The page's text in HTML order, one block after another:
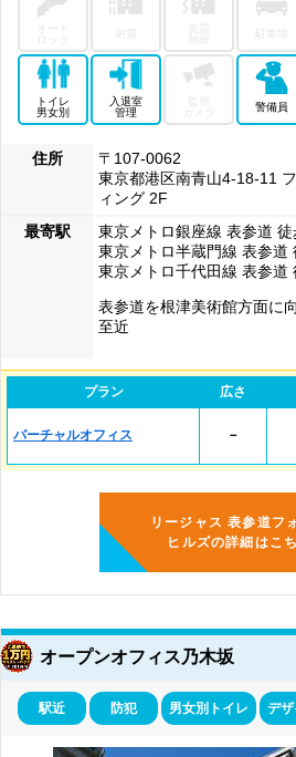
トイレ
男女別
入退室
管理
カメラ
警備員
住所
〒107-0062
東京都港区南青山4-18-11
ィング 2F
最寄駅
東京メトロ銀座線 表参道
東京メトロ半蔵門線 表参道
東京メトロ千代田線 表参道
表参道を根津美術館方面に
至近
プラン 広さ
バーチャルオフィス －
リージャス 表参道フ
ヒルズの詳細はこ
オープンオフィス乃木坂
駅近 防犯 男女別トイレ デ